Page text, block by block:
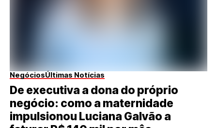
NegóciosÚltimas Notícias
De executiva a dona do próprio
negócio: como a maternidade
impulsionou Luciana Galvão a